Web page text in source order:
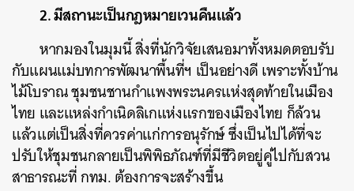
2. มีสถานะเป็นกฎหมายเวนคืนแล้ว
หากมองในมุมนี้ สิ่งที่นักวิจัยเสนอมาทั้งหมดตอบรับ
กับแผนแม่บทการพัฒนาพื้นที่ฯ เป็นอย่างดี เพราะทั้งบ้าน
ไม้โบราณ ชุมชนชานกำแพงพระนครแห่งสุดท้ายในเมือง
ไทย และแหล่งกำเนิดลิเกแห่งแรกของเมืองไทย ก็ล้วน
แล้วแต่เป็นสิ่งที่ควรค่าแก่การอนุรักษ์ ซึ่งเป็นไปได้ที่จะ
ปรับให้ชุมชนกลายเป็นพิพิธภัณฑ์ที่มีชีวิตอยู่คู่ไปกับสวน
สาธารณะที่ กทม. ต้องการจะสร้างขึ้น